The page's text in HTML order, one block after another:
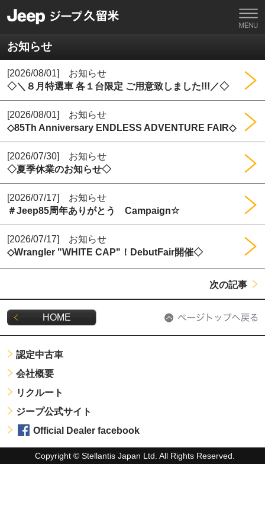
お知らせ
[2026/08/01] お知らせ
◇＼８月特選車 各１台限定 ご用意致しました!!!／◇
[2026/08/01] お知らせ
◇85Th Anniversary ENDLESS ADVENTURE FAIR◇
[2026/07/30] お知らせ
◇夏季休業のお知らせ◇
[2026/07/17] お知らせ
＃Jeep85周年ありがとう Campaign☆
[2026/07/17] お知らせ
◇Wrangler "WHITE CAP"！DebutFair開催◇
次の記事
HOME
認定中古車
会社概要
リクルート
ジープ公式サイト
Official Dealer facebook
Copyright © Stellantis Japan Ltd. All Rights Reserved.